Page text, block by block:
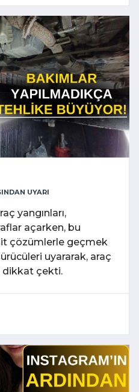
UYARI
yangınları,
açarken, bu
çözümlerle geçmek
uyararak, araç
dikkat çekti.